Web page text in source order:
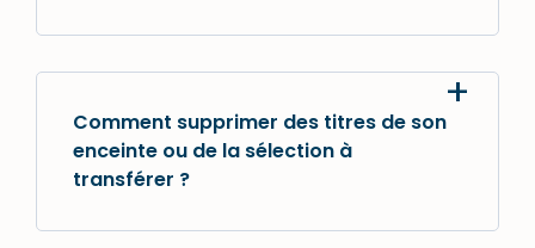
Comment supprimer des titres de son
enceinte ou de la sélection à
transférer ?